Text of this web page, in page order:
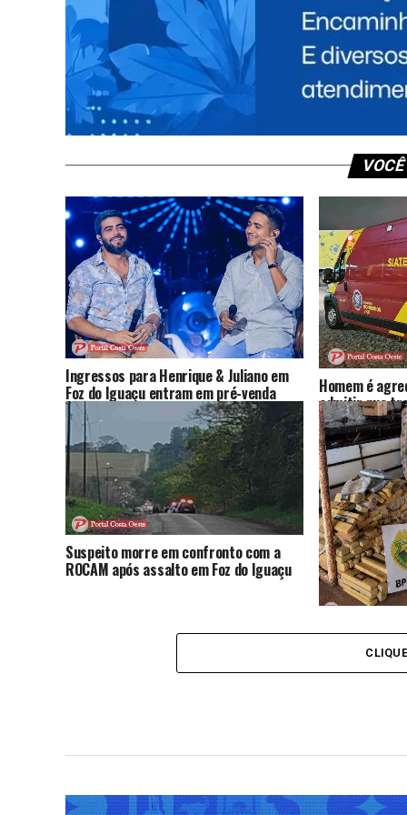
NÃO PERCA
Polícia Civil de Santa Terezinha de Itaipu
prende homem por ameaça, lesão
corporal e estupro
Ingressos para Henrique & Juliano em
Foz do Iguaçu entram em pré-venda
nesta sexta; show será em outubro
Homem é
admitir que
por drogas
Suspeito morre em confronto com a
ROCAM após assalto em Foz do Iguaçu
Operação
830 quilos de
em Medianeira